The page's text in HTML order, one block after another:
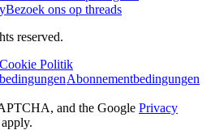
Bezoek ons op threads
reserved.
Cookie Politik
Abonnementbedingungen
and the Google Privacy
apply.